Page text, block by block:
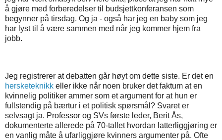
å gjøre med forberedelser til budsjettkonferansen som
begynner på tirsdag. Og ja - også har jeg en baby som jeg
har lyst til å være sammen med når jeg kommer hjem fra
jobb.
Jeg registrerer at debatten går høyt om dette siste. Er det en
hersketeknikk eller ikke når noen bruker det faktum at en
kvinnelig politiker ammer som et argument for at hun er
fullstendig på bærtur i et politisk spørsmål? Svaret er
selvsagt ja. Professor og SVs første leder, Berit Ås,
dokumenterte allerede på 70-tallet hvordan latterliggjøring er
en vanlig måte å ufarliggjøre kvinners argumenter på. Ofte